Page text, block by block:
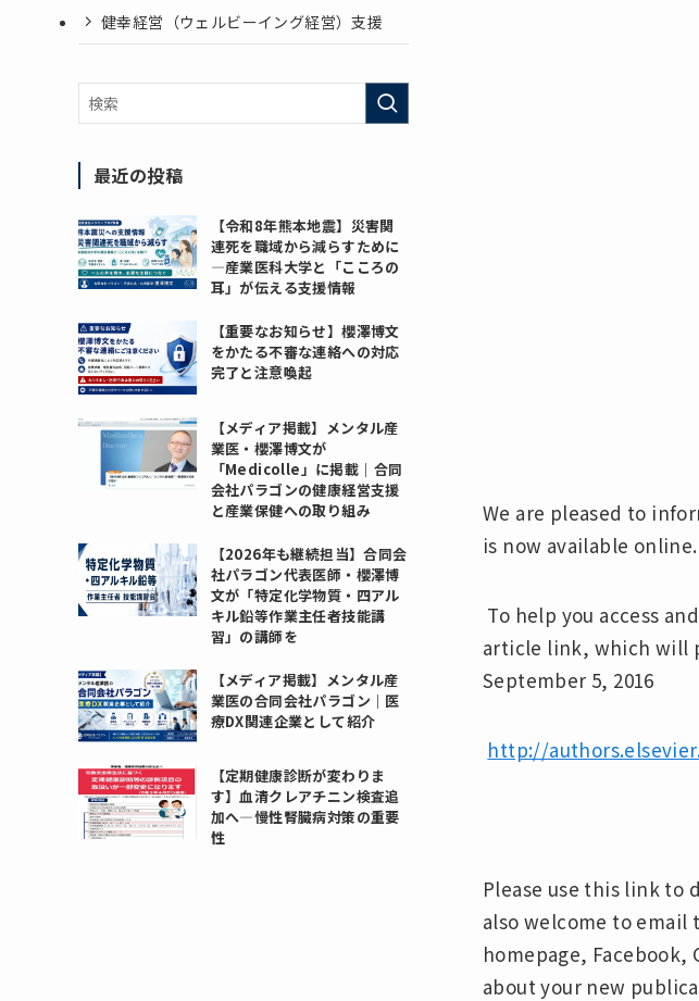
We are pleased to
is now available online.
To help you access
article link, which will
September 5, 2016
http://
Please use this link to
also welcome to
homepage,
about your new
健幸経営（ウェルビーイング経営）支援
最近の投稿
【令和8年熊本地震】災害関
連死を職域から減らすために
―産業医科大学と「こころの
耳」が伝える支援情報
【重要なお知らせ】櫻澤博文
をかたる不審な連絡への対応
完了と注意喚起
【メディア掲載】メンタル産
業医・櫻澤博文が
「Medicolle」に掲載｜合同
会社パラゴンの健康経営支援
と産業保健への取り組み
【2026年も継続担当】合同会
社パラゴン代表医師・櫻澤博
文が「特定化学物質・四アル
キル鉛等作業主任者技能講
習」の講師を
【メディア掲載】メンタル産
業医の合同会社パラゴン｜医
療DX関連企業として紹介
【定期健康診断が変わりま
す】血清クレアチニン検査追
加へ―慢性腎臓病対策の重要
性